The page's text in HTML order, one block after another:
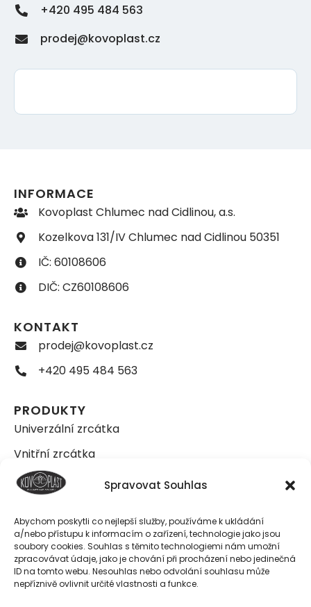
Spravovat Souhlas
Abychom poskytli co nejlepší služby, používáme k ukládání
a/nebo přístupu k informacím o zařízení, technologie jako jsou
soubory cookies. Souhlas s těmito technologiemi nám umožní
zpracovávat údaje, jako je chování při procházení nebo jedinečná
ID na tomto webu. Nesouhlas nebo odvolání souhlasu může
nepříznivě ovlivnit určité vlastnosti a funkce.
+420 495 484 563
prodej@kovoplast.cz
INFORMACE
Kovoplast Chlumec nad Cidlinou, a.s.
Kozelkova 131/IV Chlumec nad Cidlinou 50351
IČ: 60108606
DIČ: CZ60108606
KONTAKT
prodej@kovoplast.cz
+420 495 484 563
PRODUKTY
Univerzální zrcátka
Vnitřní zrcátka
Vnější zrcátka
Držáky zrcátka
Příslušenství
DŮLEŽITÉ ODKAZY